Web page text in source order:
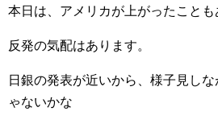
本日は、アメリカが上がったことも
反発の気配はあります。
日銀の発表が近いから、様子見し
ゃないかな